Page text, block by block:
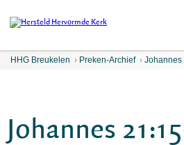
HHG Breukelen › Preken-Archief › Johannes
Johannes